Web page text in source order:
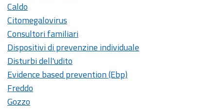
Caldo
Citomegalovirus
Consultori familiari
Dispositivi di prevenzine individuale
Disturbi dell'udito
Evidence based prevention (Ebp)
Freddo
Gozzo